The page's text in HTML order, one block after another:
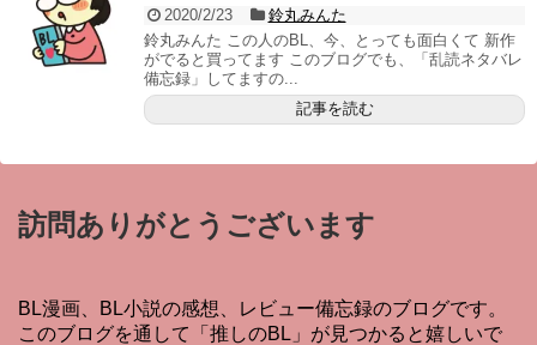
2020/2/23
鈴丸みんた
鈴丸みんた この人のBL、今、とっても面白くて 新作
がでると買ってます このブログでも、「乱読ネタバレ
備忘録」してますの...
記事を読む
訪問ありがとうございます
BL漫画、BL小説の感想、レビュー備忘録のブログです。
このブログを通して「推しのBL」が見つかると嬉しいで